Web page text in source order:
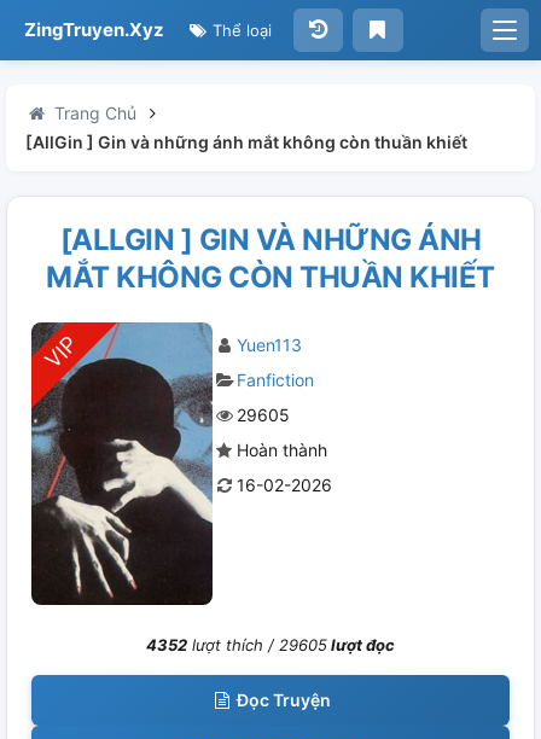
ZingTruyen.Xyz Thể loại
Trang Chủ
[AllGin ] Gin và những ánh mắt không còn thuần khiết
[ALLGIN ] GIN VÀ NHỮNG ÁNH
MẮT KHÔNG CÒN THUẦN KHIẾT
Yuen113
Fanfiction
29605
Hoàn thành
16-02-2026
4352 lượt thích /29605lượt đọc
Đọc Truyện